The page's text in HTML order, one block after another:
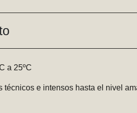
a 25ºC
técnicos e intensos hasta el nivel